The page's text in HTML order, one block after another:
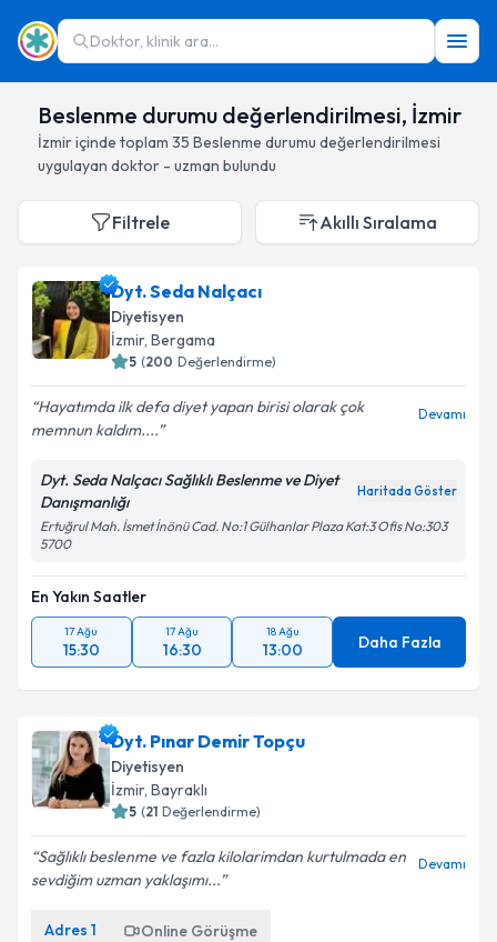
Doktor, klinik ara...
Beslenme durumu değerlendirilmesi, İzmir
İzmiriçinde toplam 35 Beslenme durumu değerlendirilmesi
uygulayan doktor - uzman bulundu
Filtrele Akıllı Sıralama
Dyt. Seda Nalçacı
Diyetisyen
İzmir, Bergama
5 (200 Değerlendirme)
Hayatımda ilk defa diyet yapan birisi olarak çok
memnun kaldım....
Devamı
Dyt. Seda Nalçacı Sağlıklı Beslenme ve Diyet
Danışmanlığı
Haritada Göster
Ertuğrul Mah. İsmet İnönü Cad. No:1 Gülhanlar Plaza Kat:3 Ofis No:303
5700
En Yakın Saatler
17 Ağu
15:30
17 Ağu
16:30
18 Ağu
13:00 Daha Fazla
Dyt. Pınar Demir Topçu
Diyetisyen
İzmir, Bayraklı
5 (21 Değerlendirme)
Sağlıklı beslenme ve fazla kilolarimdan kurtulmada en
sevdiğim uzman yaklaşımı...
Devamı
Adres 1 Online Görüşme